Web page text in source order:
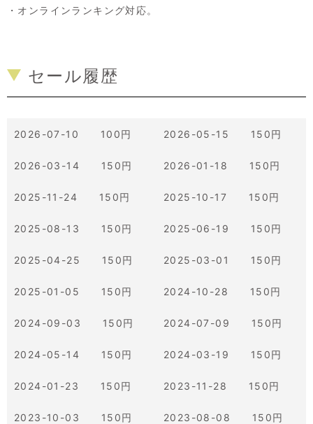
・オンラインランキング対応。
セール履歴
2026-07-10 100円 2026-05-15 150円
2026-03-14 150円 2026-01-18 150円
2025-11-24 150円 2025-10-17 150円
2025-08-13 150円 2025-06-19 150円
2025-04-25 150円 2025-03-01 150円
2025-01-05 150円 2024-10-28 150円
2024-09-03 150円 2024-07-09 150円
2024-05-14 150円 2024-03-19 150円
2024-01-23 150円 2023-11-28 150円
2023-10-03 150円 2023-08-08 150円